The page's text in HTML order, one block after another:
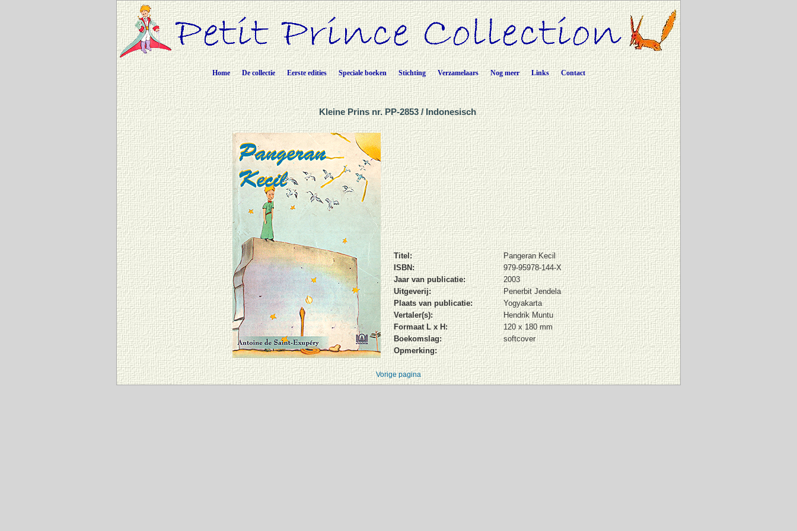
Home De collectie Eerste edities Speciale boeken Stichting Verzamelaars Nog meer Links Contact
Kleine Prins nr. PP-2853 / Indonesisch
Titel:
Pangeran Kecil
ISBN:
979-95978-144-X
Jaar van publicatie:
2003
Uitgeverij:
Penerbit Jendela
Plaats van publicatie:
Yogyakarta
Vertaler(s):
Hendrik Muntu
Formaat L x H:
120 x 180 mm
Boekomslag:
softcover
Opmerking:
Vorige pagina